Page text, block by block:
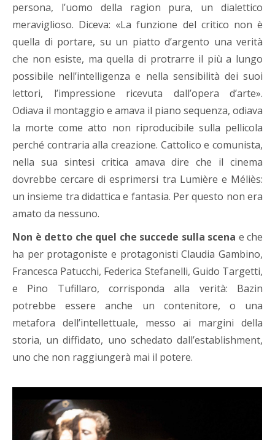
persona, l’uomo della ragion pura, un dialettico
meraviglioso. Diceva: «La funzione del critico non è
quella di portare, su un piatto d’argento una verità
che non esiste, ma quella di protrarre il più a lungo
possibile nell’intelligenza e nella sensibilità dei suoi
lettori, l’impressione ricevuta dall’opera d’arte».
Odiava il montaggio e amava il piano sequenza, odiava
la morte come atto non riproducibile sulla pellicola
perché contraria alla creazione. Cattolico e comunista,
nella sua sintesi critica amava dire che il cinema
dovrebbe cercare di esprimersi tra Lumière e Méliès:
un insieme tra didattica e fantasia. Per questo non era
amato da nessuno.
Non è detto che quel che succede sulla scena e che
ha per protagoniste e protagonisti Claudia Gambino,
Francesca Patucchi, Federica Stefanelli, Guido Targetti,
e Pino Tufillaro, corrisponda alla verità: Bazin
potrebbe essere anche un contenitore, o una
metafora dell’intellettuale, messo ai margini della
storia, un diffidato, uno schedato dall’establishment,
uno che non raggiungerà mai il potere.